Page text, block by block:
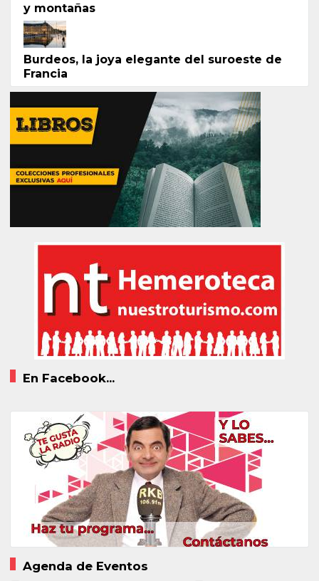
y montañas
Burdeos, la joya elegante del suroeste de
Francia
En Facebook...
Agenda de Eventos